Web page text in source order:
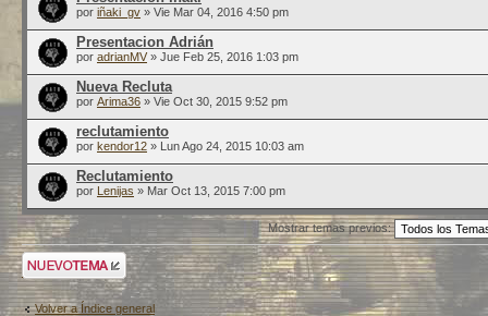
por iñaki_gv » Vie Mar 04, 2016 4:50 pm
Presentacion Adrián
por adrianMV » Jue Feb 25, 2016 1:03 pm
Nueva Recluta
por Arima36 » Vie Oct 30, 2015 9:52 pm
reclutamiento
por kendor12 » Lun Ago 24, 2015 10:03 am
Reclutamiento
por Lenijas » Mar Oct 13, 2015 7:00 pm
Mostrar temas previos:
Publicar un nuevo
tema
Volver a Índice general